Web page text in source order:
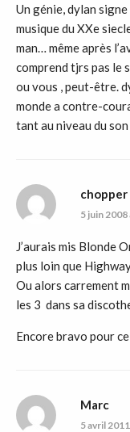
Un génie, dylan signe
musique du XXe
man… même après
comprend tjrs pas le
ou vous , peut-être.
monde a contre-
tant au niveau du
chopper
5 juin 2008
J’aurais mis Blonde
plus loin que
Ou alors carrement
les 3 dans sa
Encore bravo pour
Marc
5 avril